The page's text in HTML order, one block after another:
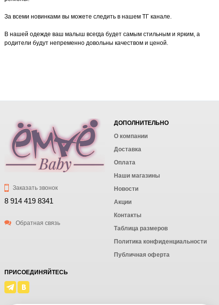
За всеми новинками вы можете следить в нашем ТГ канале.
В нашей одежде ваш малыш всегда будет самым стильным и ярким, а
родители будут непременно довольны качеством и ценой.
Заказать звонок
8 914 419 8341
Обратная связь
ДОПОЛНИТЕЛЬНО
О компании
Доставка
Оплата
Наши магазины
Новости
Акции
Контакты
Таблица размеров
Политика конфиденциальности
Публичная оферта
ПРИСОЕДИНЯЙТЕСЬ